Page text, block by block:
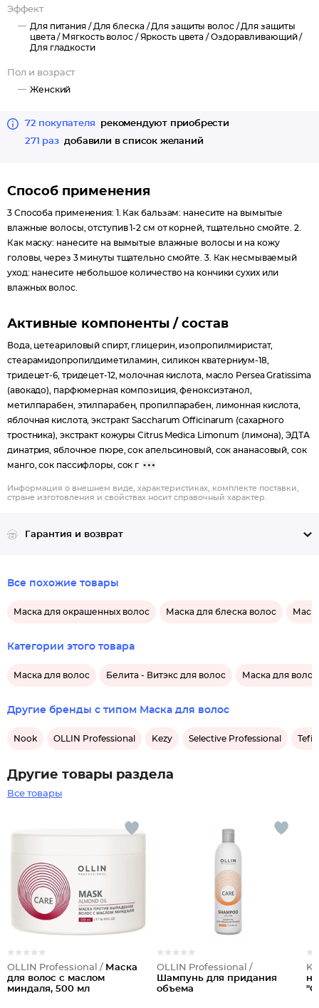
Эффект
Для питания / Для блеска /Для защиты волос /Для защиты
цвета / Мягкость волос /Яркость цвета /Оздоравливающий /
Для гладкости
Пол и возраст
Женский
72 покупателя
рекомендуют приобрести
271 раз добавили в список желаний
Способ применения
3 Способа применения: 1. Как бальзам: нанесите на вымытые
влажные волосы, отступив 1-2 см от корней, тщательно смойте. 2.
Как маску: нанесите на вымытые влажные волосы и на кожу
головы, через 3 минуты тщательно смойте. 3. Как несмываемый
уход: нанесите небольшое количество на кончики сухих или
влажных волос.
Активные компоненты / состав
Вода, цетеариловый спирт, глицерин, изопропилмиристат,
стеарамидопропилдиметиламин, силикон кватерниум-18,
тридецет-6, тридецет-12, молочная кислота, масло Persea Gratissima
(авокадо), парфюмерная композиция, феноксиэтанол,
метилпарабен, этилпарабен, пропилпарабен, лимонная кислота,
яблочная кислота, экстракт Saccharum Officinarum (сахарного
тростника), экстракт кожуры Citrus Medica Limonum (лимона), ЭДТА
динатрия, яблочное пюре, сок апельсиновый, сок ананасовый, сок
манго, сок пассифлоры, сок г
Информация о внешнем виде, характеристиках, комплекте поставки,
стране изготовления и свойствах носит справочный характер.
Гарантия и возврат
Все похожие товары
Маска для окрашенных волос Маска для блеска волос
Категории этого товара
Маска для волос Белита - Витэкс для волос Маска для
Другие бренды с типом Маска для волос
Nook OLLIN Professional Kezy Selective Professional Tefia
Другие товары раздела
Все товары
OLLIN Professional / Маска
для волос с маслом
миндаля, 500 мл
OLLIN Professional /
Шампунь для придания
объема